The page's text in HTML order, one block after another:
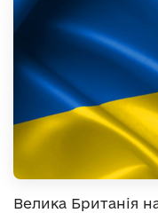
Велика Британія